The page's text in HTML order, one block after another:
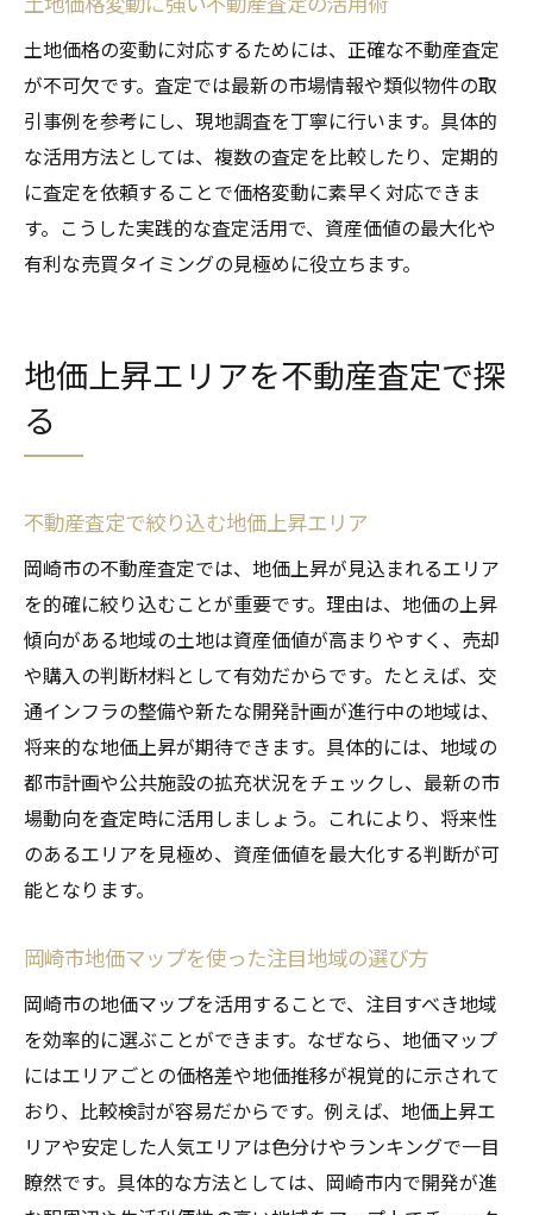
土地価格の変動に対応するためには、正確な不動産査定
が不可欠です。査定では最新の市場情報や類似物件の取
引事例を参考にし、現地調査を丁寧に行います。具体的
な活用方法としては、複数の査定を比較したり、定期的
に査定を依頼することで価格変動に素早く対応できま
す。こうした実践的な査定活用で、資産価値の最大化や
有利な売買タイミングの見極めに役立ちます。
地価上昇エリアを不動産査定で探
る
不動産査定で絞り込む地価上昇エリア
岡崎市の不動産査定では、地価上昇が見込まれるエリア
を的確に絞り込むことが重要です。理由は、地価の上昇
傾向がある地域の土地は資産価値が高まりやすく、売却
や購入の判断材料として有効だからです。たとえば、交
通インフラの整備や新たな開発計画が進行中の地域は、
将来的な地価上昇が期待できます。具体的には、地域の
都市計画や公共施設の拡充状況をチェックし、最新の市
場動向を査定時に活用しましょう。これにより、将来性
のあるエリアを見極め、資産価値を最大化する判断が可
能となります。
岡崎市地価マップを使った注目地域の選び方
岡崎市の地価マップを活用することで、注目すべき地域
を効率的に選ぶことができます。なぜなら、地価マップ
にはエリアごとの価格差や地価推移が視覚的に示されて
おり、比較検討が容易だからです。例えば、地価上昇エ
リアや安定した人気エリアは色分けやランキングで一目
瞭然です。具体的な方法としては、岡崎市内で開発が進